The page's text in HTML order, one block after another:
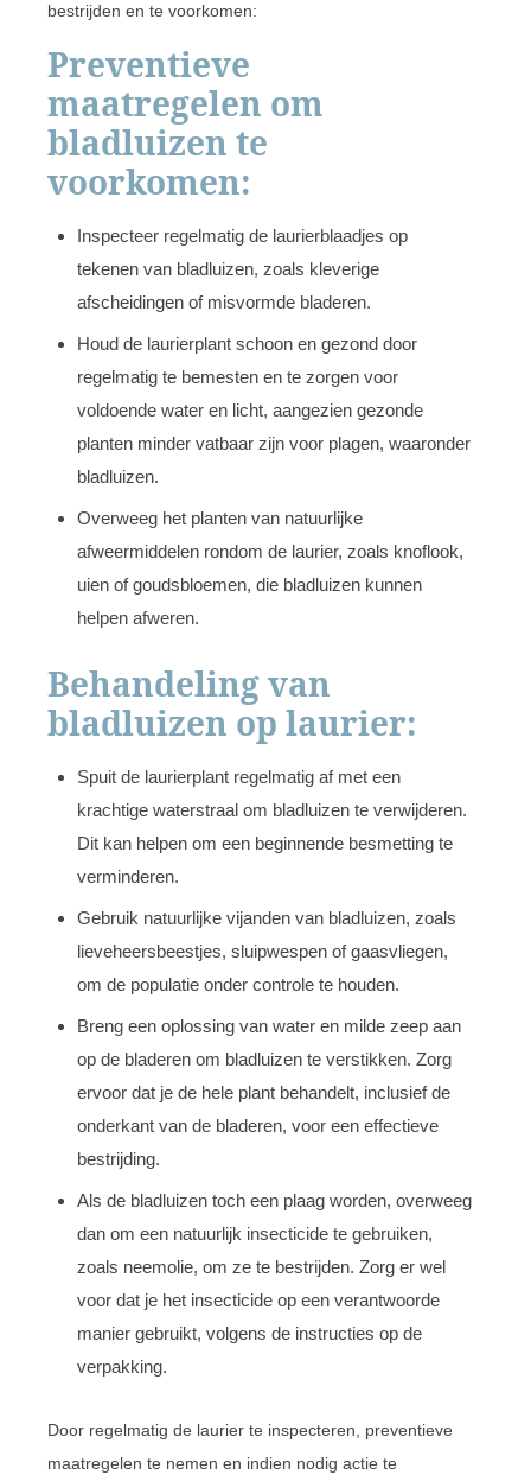
bestrijden en te voorkomen:
Preventieve
maatregelen om
bladluizen te
voorkomen:
Inspecteer regelmatig de laurierblaadjes op
tekenen van bladluizen, zoals kleverige
afscheidingen of misvormde bladeren.
Houd de laurierplant schoon en gezond door
regelmatig te bemesten en te zorgen voor
voldoende water en licht, aangezien gezonde
planten minder vatbaar zijn voor plagen, waaronder
bladluizen.
Overweeg het planten van natuurlijke
afweermiddelen rondom de laurier, zoals knoflook,
uien of goudsbloemen, die bladluizen kunnen
helpen afweren.
Behandeling van
bladluizen op laurier:
Spuit de laurierplant regelmatig af met een
krachtige waterstraal om bladluizen te verwijderen.
Dit kan helpen om een beginnende besmetting te
verminderen.
Gebruik natuurlijke vijanden van bladluizen, zoals
lieveheersbeestjes, sluipwespen of gaasvliegen,
om de populatie onder controle te houden.
Breng een oplossing van water en milde zeep aan
op de bladeren om bladluizen te verstikken. Zorg
ervoor dat je de hele plant behandelt, inclusief de
onderkant van de bladeren, voor een effectieve
bestrijding.
Als de bladluizen toch een plaag worden, overweeg
dan om een natuurlijk insecticide te gebruiken,
zoals neemolie, om ze te bestrijden. Zorg er wel
voor dat je het insecticide op een verantwoorde
manier gebruikt, volgens de instructies op de
verpakking.
Door regelmatig de laurier te inspecteren, preventieve
maatregelen te nemen en indien nodig actie te